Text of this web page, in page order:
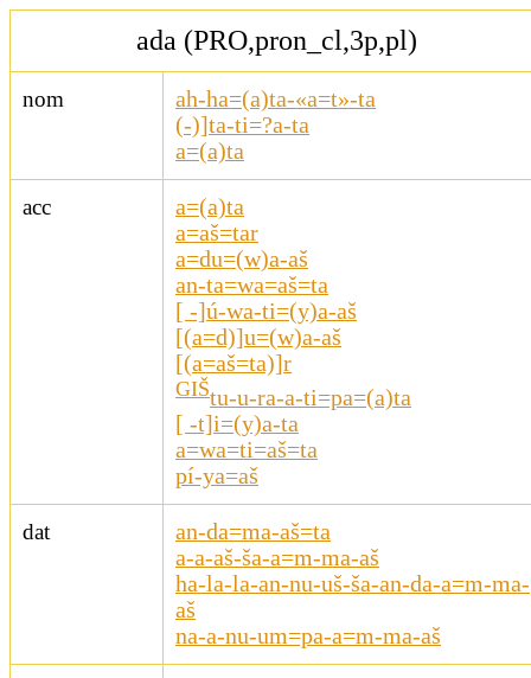
ada (PRO,pron_cl,3p,pl)
nom
ah-ha=(a)ta-«a=t»-ta
(-)]ta-ti=?a-ta
a=(a)ta
acc
a=(a)ta
a=aš=tar
a=du=(w)a-aš
an-ta=wa=aš=ta
[ -]ú-wa-ti=(y)a-aš
[(a=d)]u=(w)a-aš
[(a=aš=ta)]r
GIŠtu-u-ra-a-ti=pa=(a)ta
[ -t]i=(y)a-ta
a=wa=ti=aš=ta
pí-ya=aš
dat
an-da=ma-aš=ta
a-a-aš-ša-a=m-ma-aš
ha-la-la-an-nu-uš-ša-an-da-a=m-ma-
aš
na-a-nu-um=pa-a=m-ma-aš